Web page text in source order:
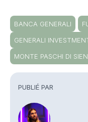
PUBLIÉ PAR
BANCA GENERALI
GENERALI
MONTE PASCHI DI